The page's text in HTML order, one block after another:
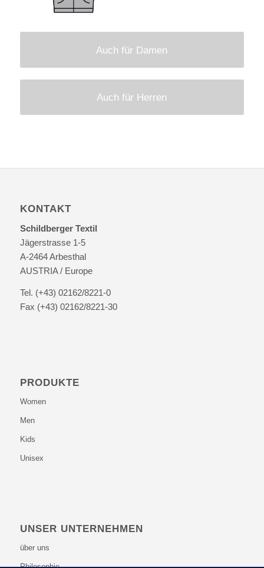
Auch für Damen
Auch für Herren
KONTAKT
Schildberger Textil
Jägerstrasse 1-5
A-2464 Arbesthal
AUSTRIA / Europe
Tel. (+43) 02162/8221-0
Fax (+43) 02162/8221-30
PRODUKTE
Women
Men
Kids
Unisex
UNSER UNTERNEHMEN
über uns